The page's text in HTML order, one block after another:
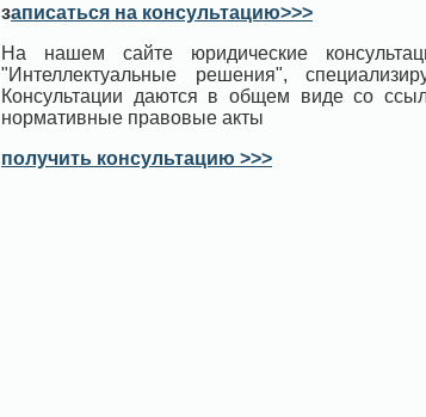
записаться на консультацию>>>
На нашем сайте юридические
"Интеллектуальные решения",
Консультации даются в общем виде со
нормативные правовые акты
получить консультацию >>>